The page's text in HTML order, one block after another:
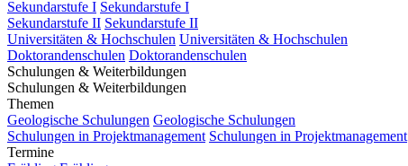
Sekundarstufe I Sekundarstufe I
Sekundarstufe II Sekundarstufe II
Universitäten & Hochschulen Universitäten & Hochschulen
Doktorandenschulen Doktorandenschulen
Schulungen & Weiterbildungen
Schulungen & Weiterbildungen
Themen
Geologische Schulungen Geologische Schulungen
Schulungen in Projektmanagement Schulungen in Projektmanagement
Termine